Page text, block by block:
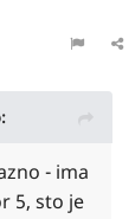
- ima
5, sto je